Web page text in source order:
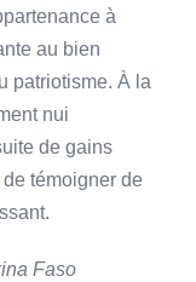
à
au bien
patriotisme. À la
nui
de gains
témoigner de
Faso